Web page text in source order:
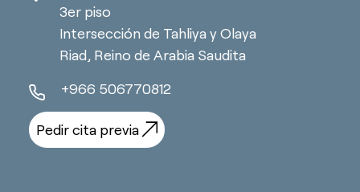
Diseñadores
Quiénes somos
Ergonomía
Responsabilidad social
Descargas
esPattio
esPattio
3er piso
Intersección de Tahliya y Olaya
Riad, Reino de Arabia Saudita
+966 506770812
Pedir cita previa